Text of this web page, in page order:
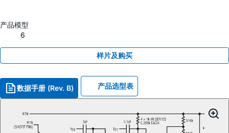
产品模型
6
样片及购买
数据手册 (Rev. B) 产品选型表